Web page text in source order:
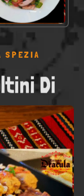
NEL MENÙ
SPEZIA
Di